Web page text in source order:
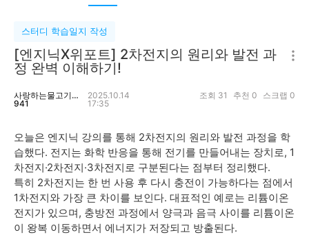
스터디 학습일지 작성
[엔지닉X위포트] 2차전지의 원리와 발전 과
정 완벽 이해하기!
사랑하는물고기3
941
2025.10.14
17:35
조회 31 추천 0 스크랩 0
오늘은 엔지닉 강의를 통해 2차전지의 원리와 발전 과정을 학
습했다. 전지는 화학 반응을 통해 전기를 만들어내는 장치로, 1
차전지·2차전지·3차전지로 구분된다는 점부터 정리했다.
특히 2차전지는 한 번 사용 후 다시 충전이 가능하다는 점에서
1차전지와 가장 큰 차이를 보인다. 대표적인 예로는 리튬이온
전지가 있으며, 충방전 과정에서 양극과 음극 사이를 리튬이온
이 왕복 이동하면서 에너지가 저장되고 방출된다.